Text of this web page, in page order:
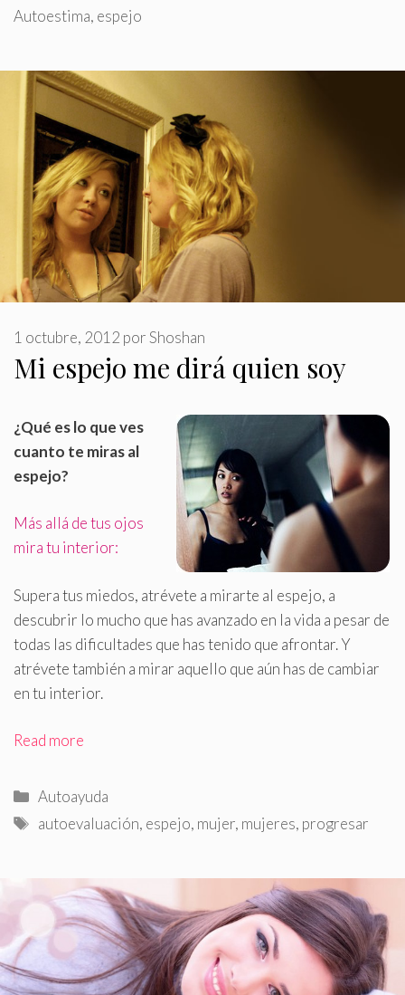
Autoestima, espejo
Mi espejo me dirá quien soy
1 octubre, 2012 porShoshan
¿Qué es lo que ves
cuanto te miras al
espejo?
Más allá de tus ojos
mira tu interior:
Supera tus miedos, atrévete a mirarte al espejo, a
descubrir lo mucho que has avanzado en la vida a pesar de
todas las dificultades que has tenido que afrontar. Y
atrévete también a mirar aquello que aún has de cambiar
en tu interior.
Read more
Categorías
Autoayuda
Etiquetas
autoevaluación, espejo, mujer, mujeres, progresar